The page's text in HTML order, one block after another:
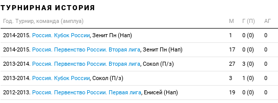
ТУРНИРНАЯ ИСТОРИЯ
Год. Турнир, команда (амплуа) М Г (П) АГ
2014-2015. Россия. Кубок России, Зенит Пн (Нап) 1 0 (0) 0
2014-2015. Россия. Первенство России. Вторая лига, Зенит Пн (Нап) 17 0 (0) 0
2013-2014. Россия. Первенство России. Вторая лига, Сокол (П/з) 27 3 (0) 0
2013-2014. Россия. Кубок России, Сокол (П/з) 3 1 (0) 0
2012-2013. Россия. Первенство России. Первая лига, Енисей (Нап) 19 0 (0) 0